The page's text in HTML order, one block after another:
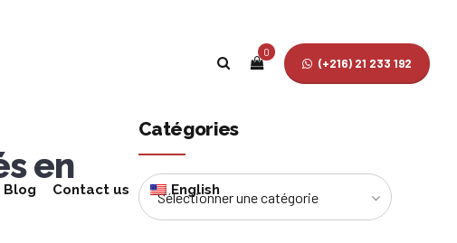
0
(+216) 21 233 192
Blog Contact us English
en
Catégories
Sélectionner une catégorie